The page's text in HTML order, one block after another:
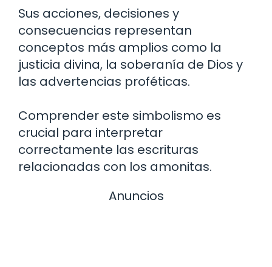
Sus acciones, decisiones y
consecuencias representan
conceptos más amplios como la
justicia divina, la soberanía de Dios y
las advertencias proféticas.
Comprender este simbolismo es
crucial para interpretar
correctamente las escrituras
relacionadas con los amonitas.
Anuncios